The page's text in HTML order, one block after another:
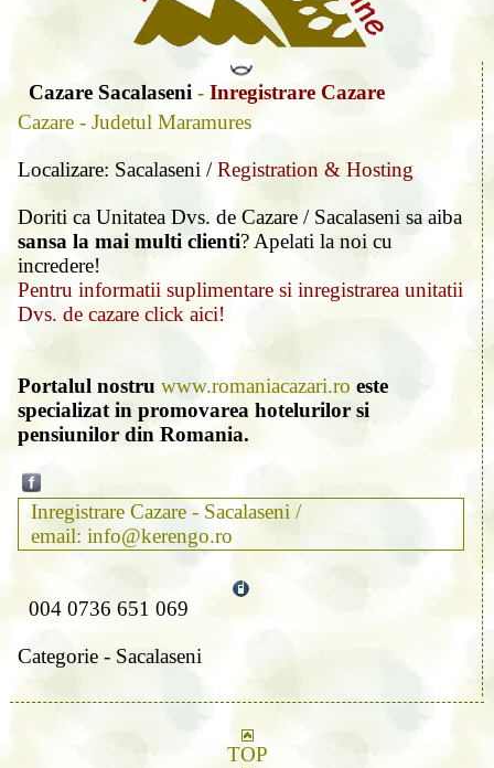
Cazare Sacalaseni - Inregistrare Cazare
Cazare - Judetul Maramures
Localizare: Sacalaseni /Registration & Hosting
Doriti ca Unitatea Dvs. de Cazare / Sacalaseni sa aiba
sansa la mai multi clienti? Apelati la noi cu
incredere!
Pentru informatii suplimentare si inregistrarea unitatii
Dvs. de cazare click aici!
Portalul nostru www.romaniacazari.ro este
specializat in promovarea hotelurilor si
pensiunilor din Romania.
Inregistrare Cazare - Sacalaseni /
email: info@kerengo.ro
004 0736 651 069
Categorie - Sacalaseni
TOP